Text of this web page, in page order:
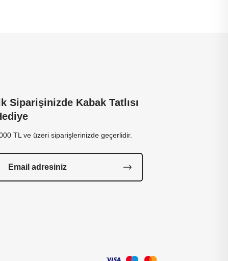
Siparişinizde Kabak Tatlısı
TL ve üzeri siparişlerinizde geçerlidir.